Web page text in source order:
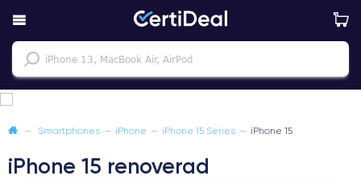
— Smartphones — iPhone — iPhone 15 Series — iPhone 15
iPhone 15 renoverad